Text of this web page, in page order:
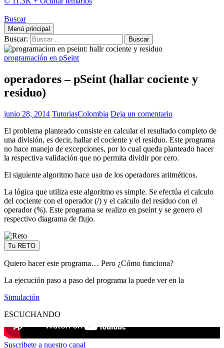
Buscar
Menú principal
Buscar:
programación en pSeint
operadores – pSeint (hallar cociente y
residuo)
junio 28, 2014 TutoriasColombia Deja un comentario
El problema planteado consiste en calcular el resultado completo de
una división, es decir, hallar el cociente y el residuo. Este programa
no hace manejo de excepciones, por lo cual queda planteado hacer
la respectiva validación que no permita dividir por cero.
El siguiente algoritmo hace uso de los operadores aritméticos.
La lógica que utiliza este algoritmo es simple. Se efectúa el calculo
del cociente con el operador (/) y el calculo del residuo con el
operador (%). Este programa se realizo en pseint y se genero el
respectivo diagrama de flujo.
Tu RETO
Quiero hacer este programa… Pero ¿Cómo funciona?
La ejecución paso a paso del programa la puede ver en la
Simulación
ESCUCHANDO
Suscribete a nuestro canal